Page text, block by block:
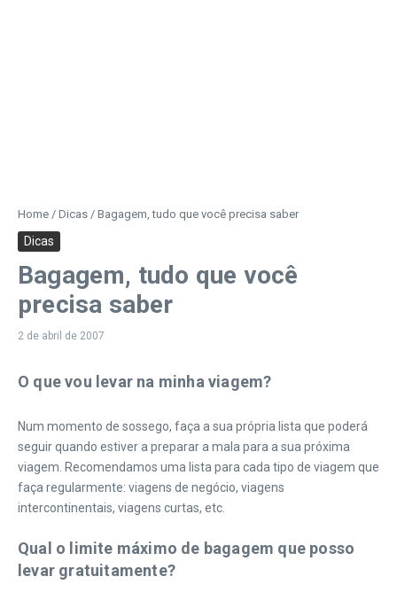
Home / Dicas / Bagagem, tudo que você precisa saber
Dicas
Bagagem, tudo que você
precisa saber
2 de abril de 2007
O que vou levar na minha viagem?
Num momento de sossego, faça a sua própria lista que poderá
seguir quando estiver a preparar a mala para a sua próxima
viagem. Recomendamos uma lista para cada tipo de viagem que
faça regularmente: viagens de negócio, viagens
intercontinentais, viagens curtas, etc.
Qual o limite máximo de bagagem que posso
levar gratuitamente?